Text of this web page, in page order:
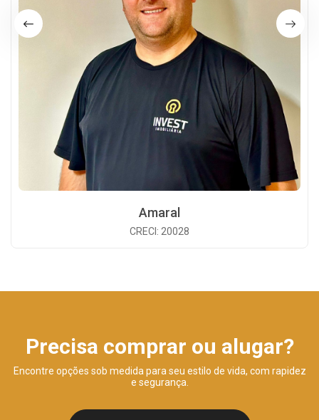
Amaral
CRECI: 20028
Precisa comprar ou alugar?
Encontre opções sob medida para seu estilo de vida, com rapidez
e segurança.